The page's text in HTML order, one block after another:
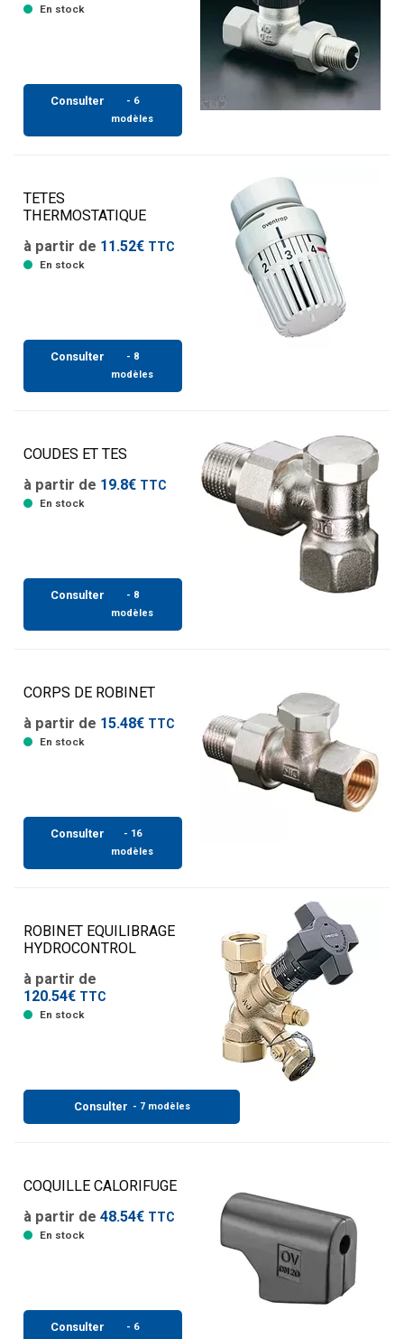
En stock
Consulter
- 6
modèles
TETES
THERMOSTATIQUE
à partir de 11.52€ TTC
En stock
Consulter
- 8
modèles
COUDES ET TES
à partir de 19.8€ TTC
En stock
Consulter
- 8
modèles
CORPS DE ROBINET
à partir de 15.48€ TTC
En stock
Consulter
- 16
modèles
ROBINET EQUILIBRAGE
HYDROCONTROL
à partir de
120.54€ TTC
En stock
Consulter - 7 modèles
COQUILLE CALORIFUGE
à partir de 48.54€ TTC
En stock
Consulter - 6